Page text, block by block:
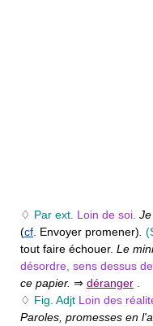
♢ Par ext. Loin de soi.
(cf . Envoyer promener)
tout faire échouer. Le
désordre, sens dessus
ce papier. ⇒ déranger
♢ Fig. Adjt Loin des
Paroles, promesses en